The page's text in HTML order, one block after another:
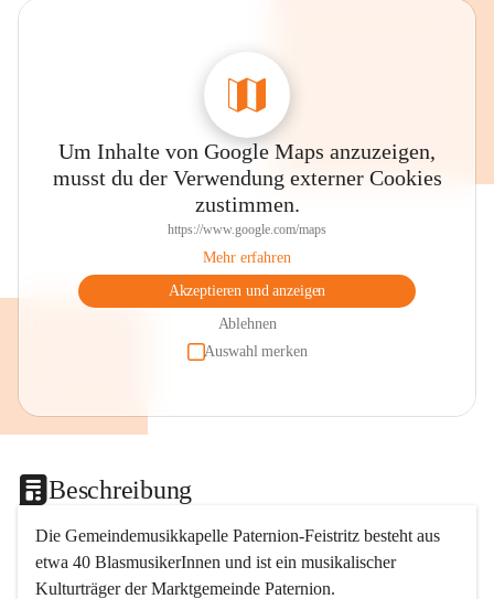
Um Inhalte von Google Maps anzuzeigen,
musst du der Verwendung externer Cookies
zustimmen.
https://www.google.com/maps
Mehr erfahren
Akzeptieren und anzeigen
Ablehnen
Auswahl merken
Beschreibung
Die Gemeindemusikkapelle Paternion-Feistritz besteht aus
etwa 40 BlasmusikerInnen und ist ein musikalischer
Kulturträger der Marktgemeinde Paternion.